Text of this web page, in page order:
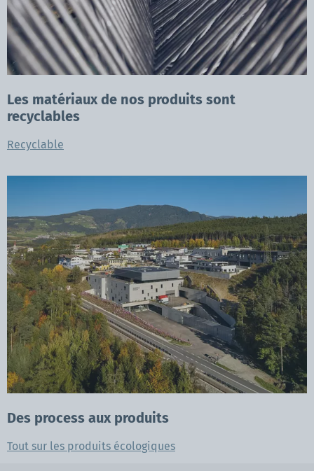
Les matériaux de nos produits sont
recyclables
Recyclable
Des process aux produits
Tout sur les produits écologiques